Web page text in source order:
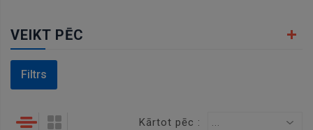
VEIKT PĒC
Filtrs
Kārtot pēc : ...